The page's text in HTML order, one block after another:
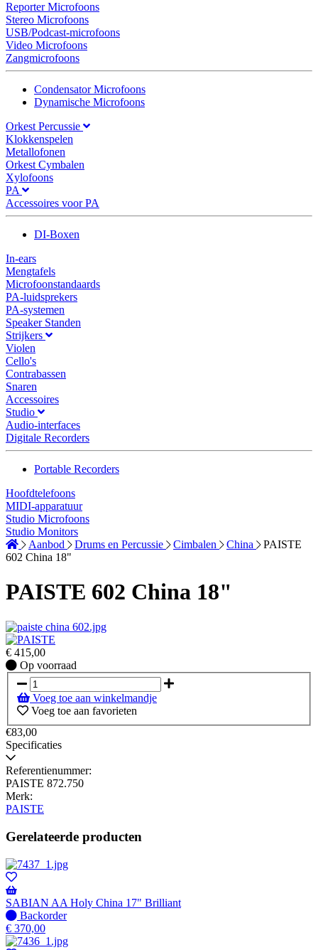
Reporter Microfoons
Stereo Microfoons
USB/Podcast-microfoons
Video Microfoons
Zangmicrofoons
Condensator Microfoons
Dynamische Microfoons
Orkest Percussie
Klokkenspelen
Metallofonen
Orkest Cymbalen
Xylofoons
PA
Accessoires voor PA
DI-Boxen
In-ears
Mengtafels
Microfoonstandaards
PA-luidsprekers
PA-systemen
Speaker Standen
Strijkers
Violen
Cello's
Contrabassen
Snaren
Accessoires
Studio
Audio-interfaces
Digitale Recorders
Portable Recorders
Hoofdtelefoons
MIDI-apparatuur
Studio Microfoons
Studio Monitors
Aanbod
Drums en Percussie Cimbalen China
PAISTE
602 China 18"
PAISTE 602 China 18"
€ 415,00
Op
voorraad
Op voorraad
Voeg toe aan winkelmandje
Voeg toe aan favorieten
€83,00
Specificaties
Referentienummer:
PAISTE 872.750
Merk:
PAISTE
Gerelateerde producten
SABIAN AA Holy China 17" Brilliant
Niet
op
voorraad
Backorder
€ 370,00